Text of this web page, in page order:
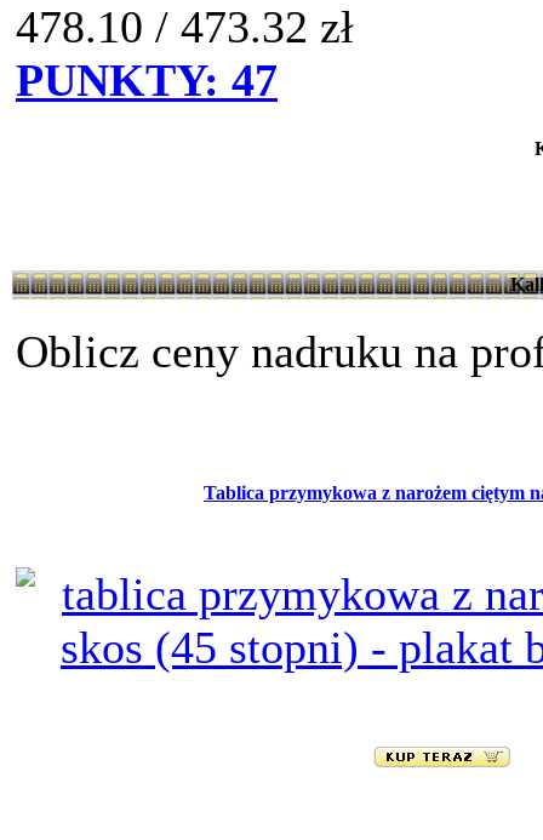
478.10 / 473.32 zł
PUNKTY: 47
Oblicz ceny nadruku na
Tablica przymykowa z narożem ciętym